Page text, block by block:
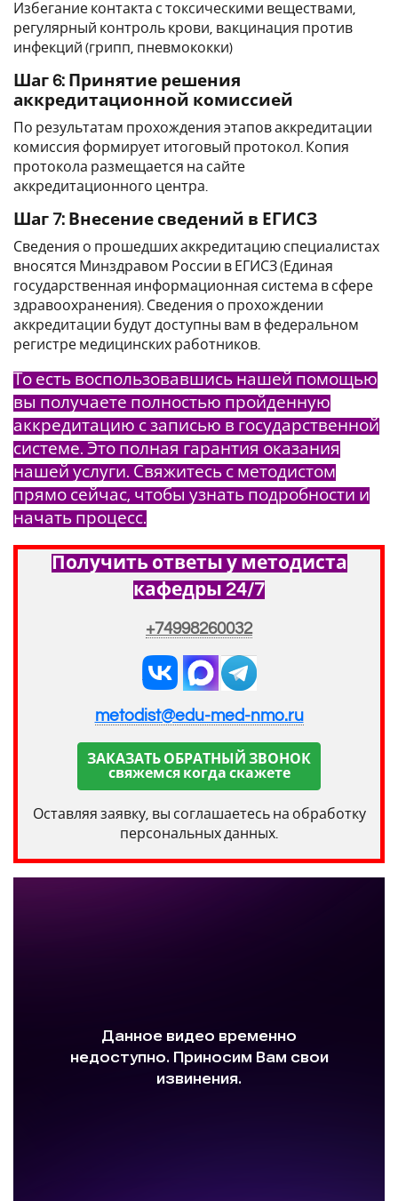
Избегание контакта с токсическими веществами,
регулярный контроль крови, вакцинация против
инфекций (грипп, пневмококки)
Шаг 6: Принятие решения
аккредитационной комиссией
По результатам прохождения этапов аккредитации
комиссия формирует итоговый протокол. Копия
протокола размещается на сайте
аккредитационного центра.
Шаг 7: Внесение сведений в ЕГИСЗ
Сведения о прошедших аккредитацию специалистах
вносятся Минздравом России в ЕГИСЗ (Единая
государственная информационная система в сфере
здравоохранения). Сведения о прохождении
аккредитации будут доступны вам в федеральном
регистре медицинских работников.
То есть воспользовавшись нашей помощью
вы получаете полностью пройденную
аккредитацию с записью в государственной
системе. Это полная гарантия оказания
нашей услуги. Свяжитесь с методистом
прямо сейчас, чтобы узнать подробности и
начать процесс.
Получить ответы у методиста
кафедры 24/7
+74998260032
metodist@edu-med-nmo.ru
ЗАКАЗАТЬ ОБРАТНЫЙ ЗВОНОК
свяжемся когда скажете
Оставляя заявку, вы соглашаетесь на обработку
персональных данных.